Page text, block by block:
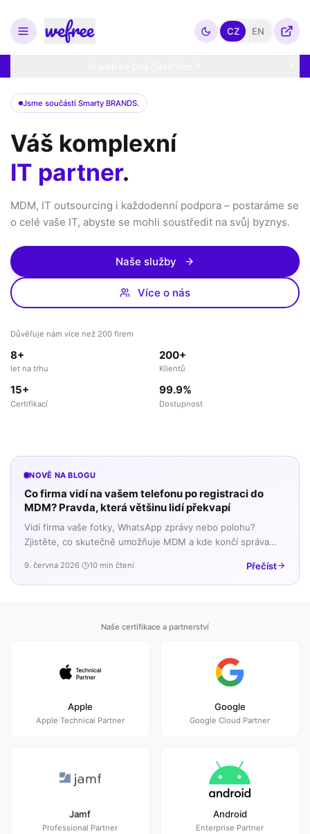
CZ EN
Jsme součástí Smarty BRANDS.
Váš komplexní
IT partner.
MDM, IT outsourcing i každodenní podpora – postaráme se
o celé vaše IT, abyste se mohli soustředit na svůj byznys.
Naše služby
Více o nás
Důvěřuje nám více než 200 firem
8+
let na trhu
200+
Klientů
15+
Certifikací
99.9%
Dostupnost
NOVĚ NA BLOGU
Co firma vidí na vašem telefonu po registraci do
MDM? Pravda, která většinu lidí překvapí
Vidí firma vaše fotky, WhatsApp zprávy nebo polohu?
Zjistěte, co skutečně umožňuje MDM a kde končí správa
9. června 2026· 10 min čtení Přečíst
Naše certifikace a partnerství
Apple
Apple Technical Partner
Google
Google Cloud Partner
Jamf
Professional Partner
Android
Enterprise Partner